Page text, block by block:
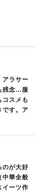
アラサー
残念…服
コスメも
です。ア
のが大好
中華全般
イーツ作